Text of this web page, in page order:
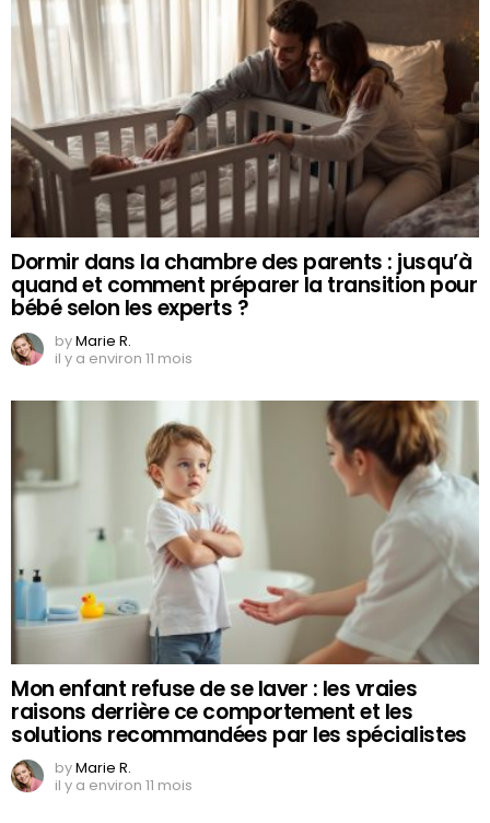
Dormir dans la chambre des parents : jusqu’à
quand et comment préparer la transition pour
bébé selon les experts ?
byMarie R.
il y a environ 11 mois
Mon enfant refuse de se laver : les vraies
raisons derrière ce comportement et les
solutions recommandées par les spécialistes
byMarie R.
il y a environ 11 mois